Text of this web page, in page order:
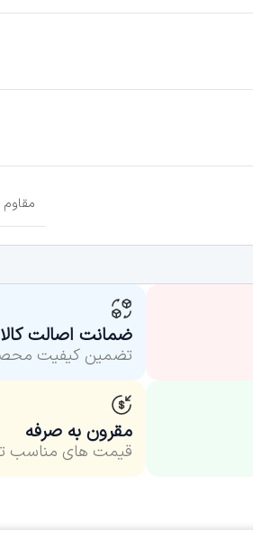
ضمانت اصالت کالا
تضمین کیفیت
مقرون به صرفه
قیمت های مناسب‌